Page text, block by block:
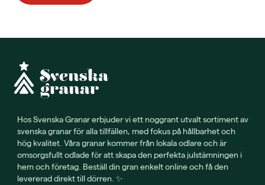
Hos Svenska Granar erbjuder vi ett noggrant utvalt sortiment av
svenska granar för alla tillfällen, med fokus på hållbarhet och
hög kvalitet. Våra granar kommer från lokala odlare och är
omsorgsfullt odlade för att skapa den perfekta julstämningen i
hem och företag. Beställ din gran enkelt online och få den
levererad direkt till dörren. ✨